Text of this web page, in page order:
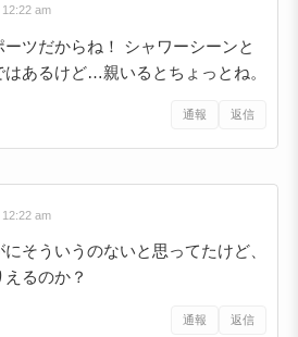
am
ツだからね！ シャワーシーンと
あるけど…親いるとちょっとね。
通報 返信
am
そういうのないと思ってたけど、
るのか？
通報 返信